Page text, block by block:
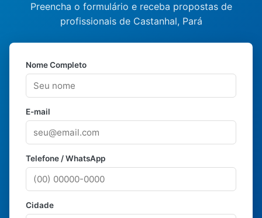
Preencha o formulário e receba propostas de
profissionais de Castanhal, Pará
Nome Completo
E-mail
Telefone / WhatsApp
Cidade